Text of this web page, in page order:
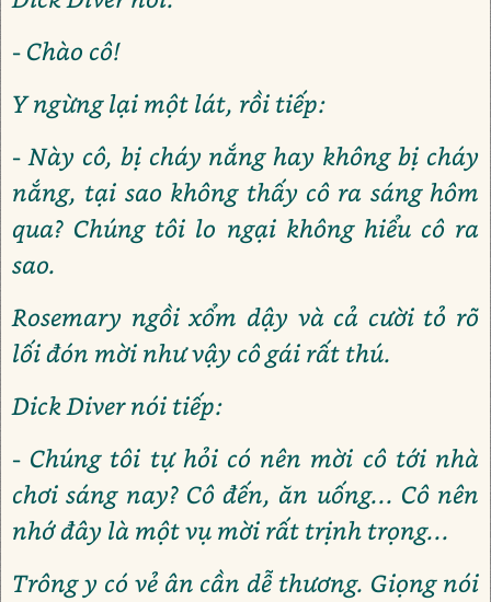
- Chào cô!
Y ngừng lại một lát, rồi tiếp:
- Này cô, bị cháy nắng hay không bị cháy
nắng, tại sao không thấy cô ra sáng hôm
qua? Chúng tôi lo ngại không hiểu cô ra
sao.
Rosemary ngồi xổm dậy và cả cười tỏ rõ
lối đón mời như vậy cô gái rất thú.
Dick Diver nói tiếp:
- Chúng tôi tự hỏi có nên mời cô tới nhà
chơi sáng nay? Cô đến, ăn uống... Cô nên
nhớ đây là một vụ mời rất trịnh trọng...
Trông y có vẻ ân cần dễ thương. Giọng nói